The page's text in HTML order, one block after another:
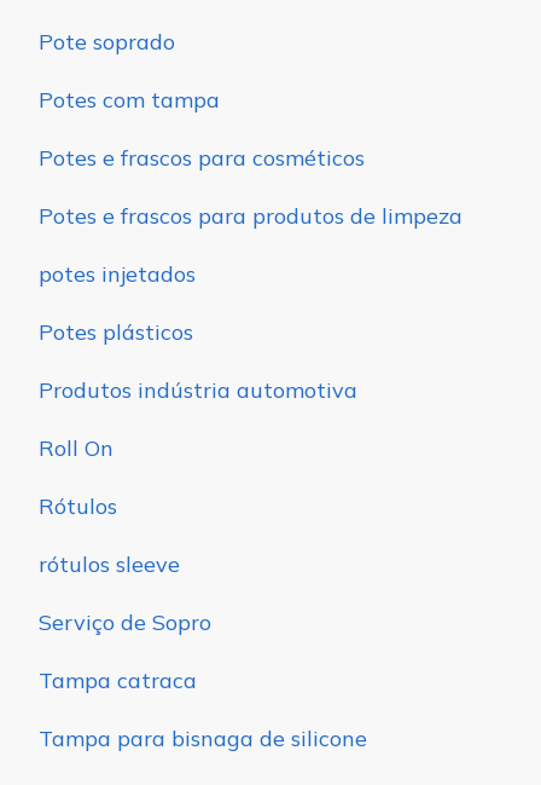
Pote soprado
Potes com tampa
Potes e frascos para cosméticos
Potes e frascos para produtos de limpeza
potes injetados
Potes plásticos
Produtos indústria automotiva
Roll On
Rótulos
rótulos sleeve
Serviço de Sopro
Tampa catraca
Tampa para bisnaga de silicone